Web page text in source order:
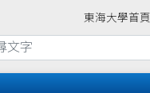
東海大學首頁